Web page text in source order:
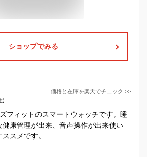
ショップでみる
価格と在庫を楽天でチェック >>
)
フィットのスマートウォッチです。睡
康管理が出来、音声操作が出来使い
スメです。